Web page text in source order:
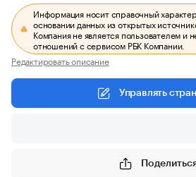
Информация носит справочный
основании данных из открытых
Компания не является пользователем и
отношений с сервисом РБК Компании.
Редактировать описание
Управлять